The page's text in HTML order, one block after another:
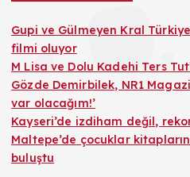
Gupi ve Gülmeyen Kral
filmi oluyor
M Lisa ve Dolu Kadehi Ters
Gözde Demirbilek, NR1
var olacağım!’
Kayseri’de izdiham değil,
Maltepe’de çocuklar
buluştu